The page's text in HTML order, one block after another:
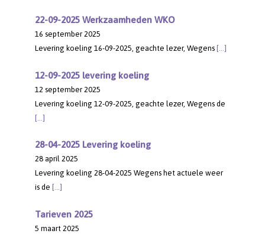
22-09-2025 Werkzaamheden WKO
16 september 2025
Levering koeling 16-09-2025, geachte lezer, Wegens […]
12-09-2025 levering koeling
12 september 2025
Levering koeling 12-09-2025, geachte lezer, Wegens de
[…]
28-04-2025 Levering koeling
28 april 2025
Levering koeling 28-04-2025 Wegens het actuele weer
is de […]
Tarieven 2025
5 maart 2025